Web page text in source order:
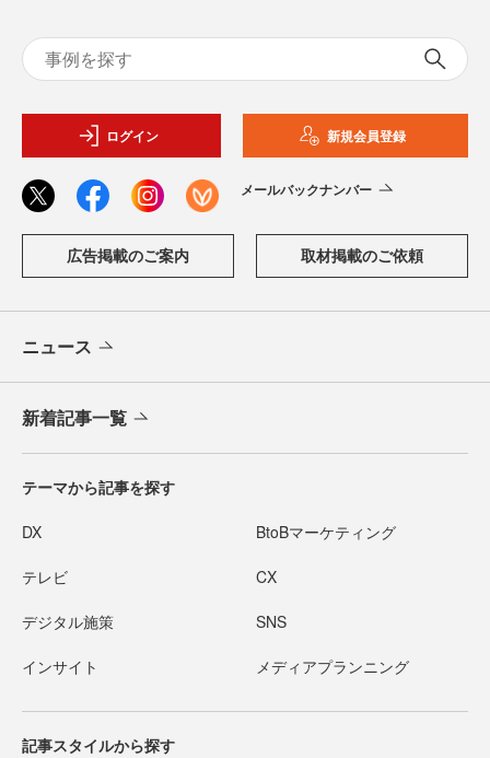
ログイン 新規会員登録
メールバックナンバー
広告掲載のご案内 取材掲載のご依頼
ニュース
新着記事一覧
テーマから記事を探す
DX BtoBマーケティング
テレビ CX
デジタル施策 SNS
インサイト メディアプランニング
記事スタイルから探す